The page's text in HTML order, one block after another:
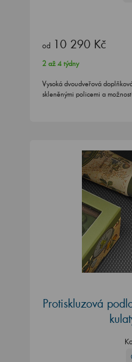
od 10 290 Kč
2 až 4 týdny
Vysoká dvoudveřová
skleněnými policemi a
Protiskluzová